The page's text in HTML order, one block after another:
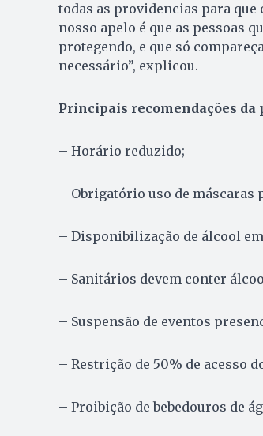
todas as providencias para que
nosso apelo é que as pessoas
protegendo, e que só
necessário”, explicou.
Principais recomendações da
– Horário reduzido;
– Obrigatório uso de
– Disponibilização de álcool
– Sanitários devem conter
– Suspensão de eventos
– Restrição de 50% de acesso
– Proibição de bebedouros de